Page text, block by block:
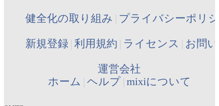
健全化の取り組み プライバシーポリ
新規登録 利用規約 ライセンス お問
運営会社
ホーム ヘルプ mixiについて